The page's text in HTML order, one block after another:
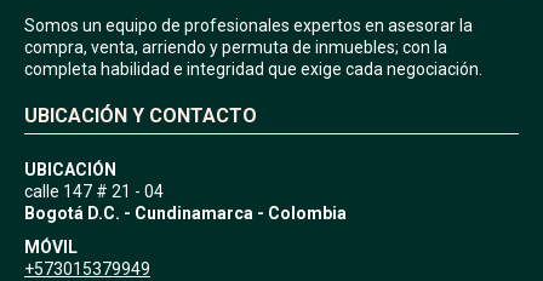
Somos un equipo de profesionales expertos en asesorar la
compra, venta, arriendo y permuta de inmuebles; con la
completa habilidad e integridad que exige cada negociación.
UBICACIÓN Y CONTACTO
UBICACIÓN
calle 147 # 21 - 04
Bogotá D.C. - Cundinamarca - Colombia
MÓVIL
+573015379949